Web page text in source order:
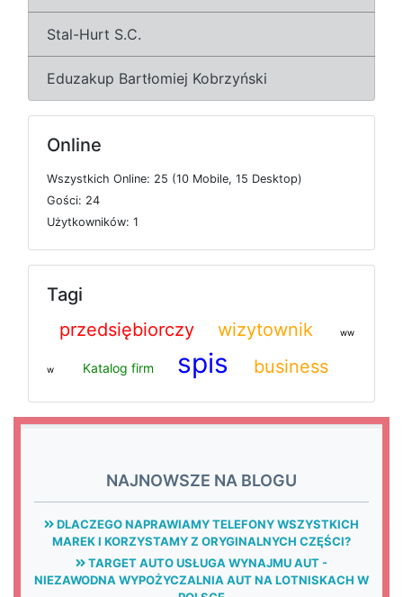
Stal-Hurt S.C.
Eduzakup Bartłomiej Kobrzyński
Online
Wszystkich Online: 25 (10 Mobile, 15 Desktop)
Gości: 24
Użytkowników: 1
Tagi
przedsiębiorczy
wizytownik ww
w Katalog firm spis business
NAJNOWSZE NA BLOGU
DLACZEGO NAPRAWIAMY TELEFONY WSZYSTKICH
MAREK I KORZYSTAMY Z ORYGINALNYCH CZĘŚCI?
TARGET AUTO USŁUGA WYNAJMU AUT -
NIEZAWODNA WYPOŻYCZALNIA AUT NA LOTNISKACH W